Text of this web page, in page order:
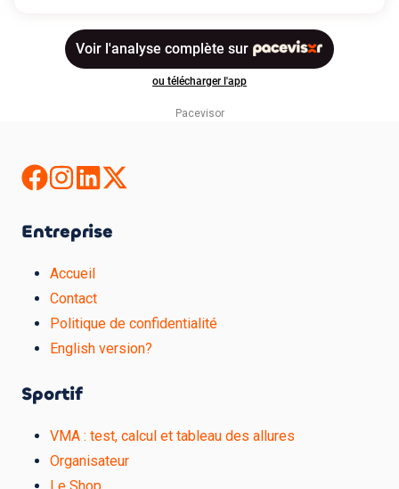
Pacevisor
Entreprise
Accueil
Contact
Politique de confidentialité
English version?
Sportif
VMA : test, calcul et tableau des allures
Organisateur
Le Shop